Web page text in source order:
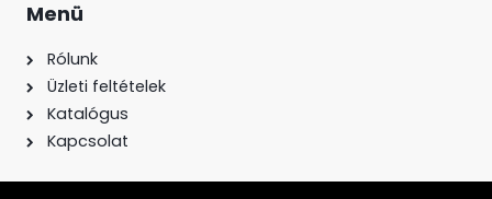
Menü
Rólunk
Üzleti feltételek
Katalógus
Kapcsolat